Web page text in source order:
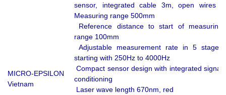
MICRO-EPSILON
Vietnam
sensor, integrated cable 3m, open wires ;
Measuring range 500mm
Reference distance to start of measuring
range 100mm
Adjustable measurement rate in 5 stages
starting with 250Hz to 4000Hz
Compact sensor design with integrated signal
conditioning
Laser wave length 670nm, red